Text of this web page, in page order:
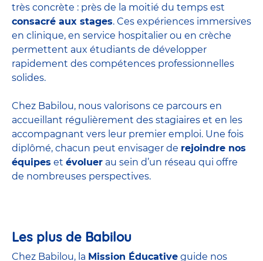
très concrète : près de la moitié du temps est
consacré aux stages. Ces expériences immersives
en clinique, en service hospitalier ou en crèche
permettent aux étudiants de développer
rapidement des compétences professionnelles
solides.
Chez Babilou, nous valorisons ce parcours en
accueillant régulièrement des stagiaires et en les
accompagnant vers leur premier emploi. Une fois
diplômé, chacun peut envisager de rejoindre nos
équipes et évoluer au sein d’un réseau qui offre
de nombreuses perspectives.
Les plus de Babilou
Chez Babilou, la Mission Éducative guide nos